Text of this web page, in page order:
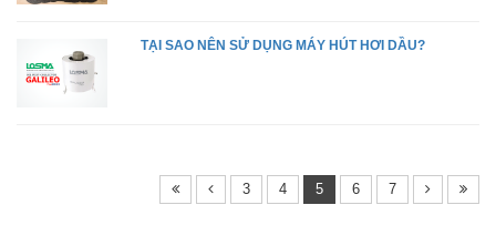
TẠI SAO NÊN SỬ DỤNG MÁY HÚT HƠI DẦU?
3 4 5 6 7